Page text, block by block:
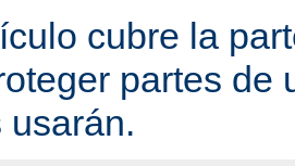
cubre la
partes de
usarán.